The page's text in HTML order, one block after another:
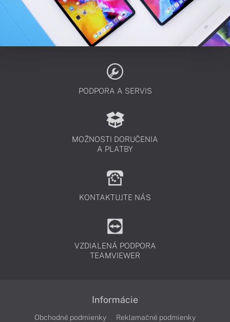
PODPORA A SERVIS
MOŽNOSTI DORUČENIA
A PLATBY
KONTAKTUJTE NÁS
VZDIALENÁ PODPORA
TEAMVIEWER
Informácie
Obchodné podmienky
Reklamačné podmienky